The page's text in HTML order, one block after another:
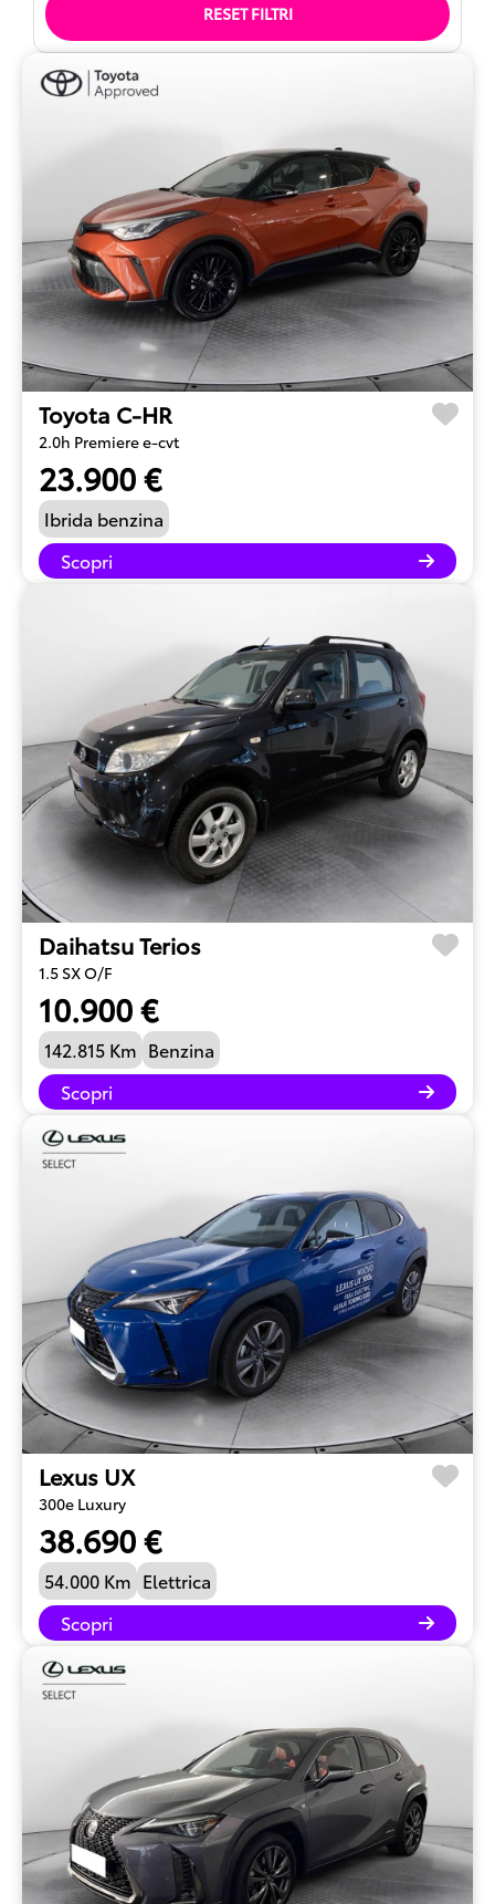
RESET FILTRI
Toyota C-HR
2.0h Premiere e-cvt
23.900 €
Ibrida benzina
Scopri
Daihatsu Terios
1.5 SX O/F
10.900 €
142.815 Km Benzina
Scopri
Lexus UX
300e Luxury
38.690 €
54.000 Km Elettrica
Scopri